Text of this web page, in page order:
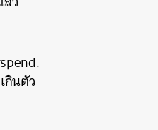
กินตัว